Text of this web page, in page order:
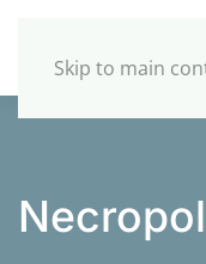
Skip to main